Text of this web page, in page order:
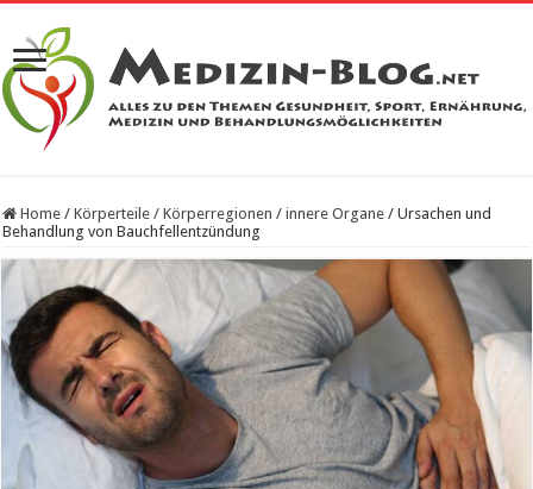
Home / Körperteile / Körperregionen / innere Organe / Ursachen und
Behandlung von Bauchfellentzündung